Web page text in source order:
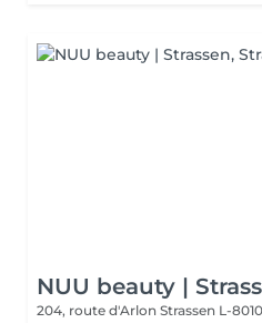
NUU beauty |
204, route d'Arlon Strassen L-8010